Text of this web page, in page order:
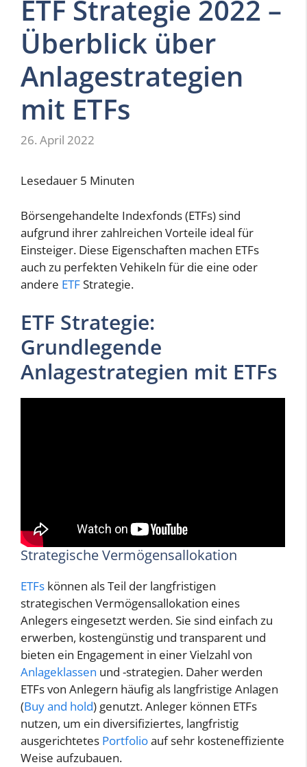
ETF Strategie 2022 –
Überblick über
Anlagestrategien
mit ETFs
26. April 2022
Lesedauer 5 Minuten
Börsengehandelte Indexfonds (ETFs) sind
aufgrund ihrer zahlreichen Vorteile ideal für
Einsteiger. Diese Eigenschaften machen ETFs
auch zu perfekten Vehikeln für die eine oder
andere ETFStrategie.
ETF Strategie:
Grundlegende
Anlagestrategien mit ETFs
Strategische Vermögensallokation
ETFs können als Teil der langfristigen
strategischen Vermögensallokation eines
Anlegers eingesetzt werden. Sie sind einfach zu
erwerben, kostengünstig und transparent und
bieten ein Engagement in einer Vielzahl von
Anlageklassen und -strategien. Daher werden
ETFs von Anlegern häufig als langfristige Anlagen
(Buy and hold) genutzt. Anleger können ETFs
nutzen, um ein diversifiziertes, langfristig
ausgerichtetes Portfolioauf sehr kosteneffiziente
Weise aufzubauen.